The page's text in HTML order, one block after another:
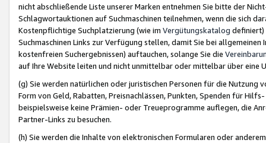
nicht abschließende Liste unserer Marken entnehmen Sie bitte der
Schlagwortauktionen auf Suchmaschinen teilnehmen, wenn die sich
Kostenpflichtige Suchplatzierung (wie im Vergütungskatalog definiert)
Suchmaschinen Links zur Verfügung stellen, damit Sie bei
kostenfreien Suchergebnissen) auftauchen, solange Sie die
auf Ihre Website leiten und nicht unmittelbar oder mittelbar über eine
(g) Sie werden natürlichen oder juristischen Personen für die Nutzung
Form von Geld, Rabatten, Preisnachlässen, Punkten, Spenden für
beispielsweise keine Prämien- oder Treueprogramme auflegen, die
Partner-Links zu besuchen.
(h) Sie werden die Inhalte von elektronischen Formularen oder